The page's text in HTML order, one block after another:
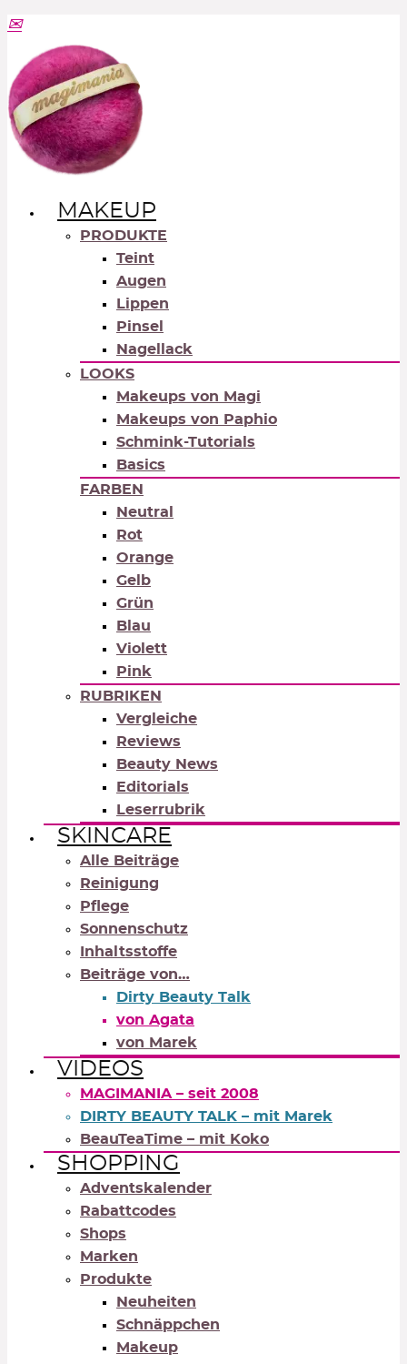
MAKEUP
PRODUKTE
Teint
Augen
Lippen
Pinsel
Nagellack
LOOKS
Makeups von Magi
Makeups von Paphio
Schmink-Tutorials
Basics
FARBEN
Neutral
Rot
Orange
Gelb
Grün
Blau
Violett
Pink
RUBRIKEN
Vergleiche
Reviews
Beauty News
Editorials
Leserrubrik
SKINCARE
Alle Beiträge
Reinigung
Pflege
Sonnenschutz
Inhaltsstoffe
Beiträge von…
Dirty Beauty Talk
von Agata
von Marek
VIDEOS
MAGIMANIA – seit 2008
DIRTY BEAUTY TALK – mit Marek
BeauTeaTime – mit Koko
SHOPPING
Adventskalender
Rabattcodes
Shops
Marken
Produkte
Neuheiten
Schnäppchen
Makeup